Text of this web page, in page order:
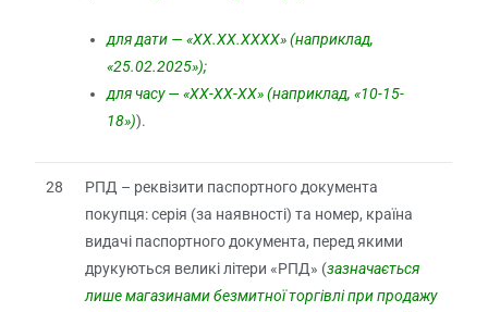
для дати — «ХХ.ХХ.ХХХХ» (наприклад,
«25.02.2025»);
для часу — «ХХ-ХХ-ХХ» (наприклад, «10-15-
18»)).
28
РПД – реквізити паспортного документа
покупця: серія (за наявності) та номер, країна
видачі паспортного документа, перед якими
друкуються великі літери «РПД» (зазначається
лише магазинами безмитної торгівлі при продажу